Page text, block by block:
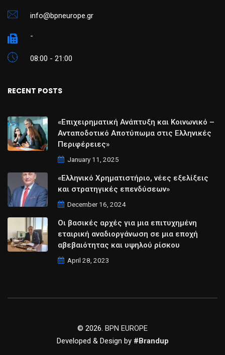
info@bpneurope.gr
-
08:00 - 21:00
RECENT POSTS
«Επιχειρηματική Ανάπτυξη και Κοινωνικό –
Ανταποδοτικό Αποτύπωμα στις Ελληνικές
Περιφέρειες»
January 11, 2025
«Ελληνικό Χρηματιστήριο, νέες εξελίξεις
και στρατηγικές επενδύσεων»
December 16, 2024
Οι βασικές αρχές για μια επιτυχημένη
εταιρική αναδιοργάνωση σε μια εποχή
αβεβαιότητας και υψηλού ρίσκου
April 28, 2023
© 2026. BPN EUROPE
Developed & Design by #Brandup